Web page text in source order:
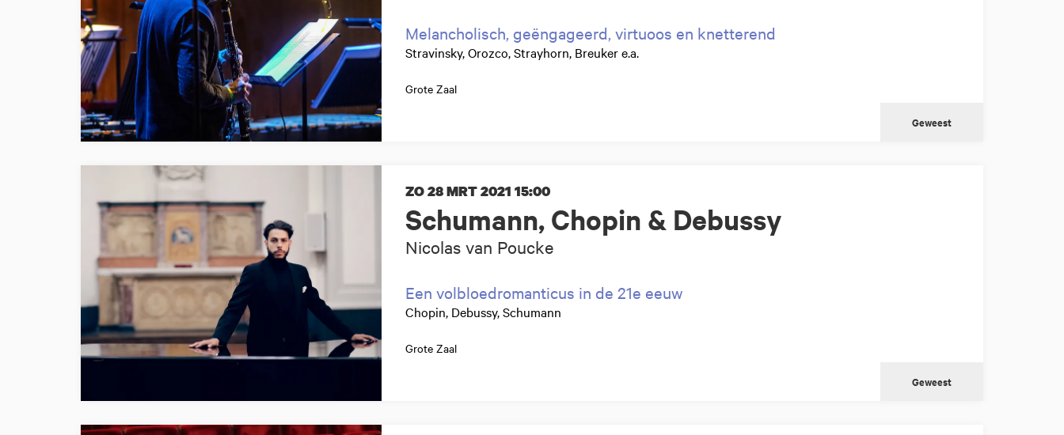
Melancholisch, geëngageerd, virtuoos en knetterend
Stravinsky, Orozco, Strayhorn, Breuker e.a.
Grote Zaal
Geweest
Schumann, Chopin & Debussy
Nicolas van Poucke
ZO 28 MRT 2021 15:00
Een volbloedromanticus in de 21e eeuw
Chopin, Debussy, Schumann
Grote Zaal
Geweest